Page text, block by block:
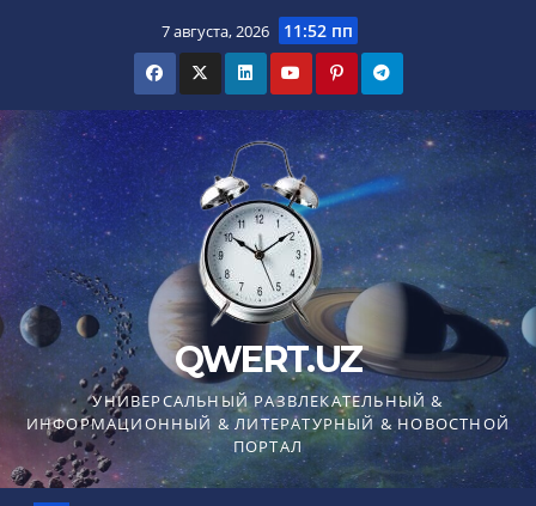
7 августа, 2026 11:52 пп
QWERT.UZ
УНИВЕРСАЛЬНЫЙ РАЗВЛЕКАТЕЛЬНЫЙ &
ИНФОРМАЦИОННЫЙ & ЛИТЕРАТУРНЫЙ & НОВОСТНОЙ
ПОРТАЛ